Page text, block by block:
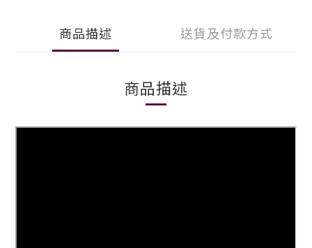
商品描述 送貨及付款方式
商品描述